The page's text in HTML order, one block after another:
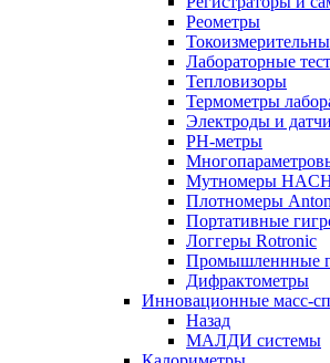
Реометры
Лабораторные
Тепловизоры
Термометры
Электроды и
РH-метры
Мутномеры
Плотномеры
Портативные
Логгеры Rotronic
Промышленнные
Дифрактометры
Инновационные масс-
Назад
МАЛДИ системы